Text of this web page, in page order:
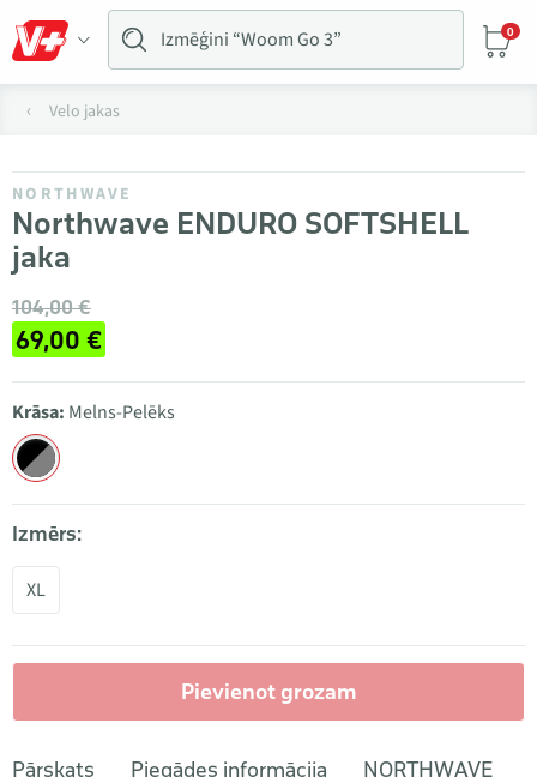
0
Velo jakas
NORTHWAVE
Northwave ENDURO SOFTSHELL
jaka
104,00 €
69,00 €
Krāsa: Melns-Pelēks
Izmērs:
XL
Pievienot grozam
Pārskats Piegādes informācija NORTHWAVE